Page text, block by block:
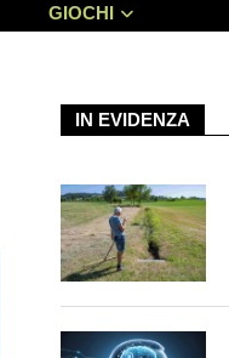
GIOCHI
IN EVIDENZA